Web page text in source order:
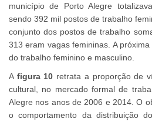
município de Porto Alegre
sendo 392 mil postos de trabalho
conjunto dos postos de trabalho
313 eram vagas femininas. A
do trabalho feminino e masculino.
A figura 10 retrata a proporção de
cultural, no mercado formal de
Alegre nos anos de 2006 e 2014. O
o comportamento da distribuição